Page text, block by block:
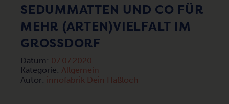
SEDUMMATTEN UND CO FÜR
MEHR (ARTEN)VIELFALT IM
GROSSDORF
Datum: 07.07.2020
Kategorie: Allgemein
Autor: innofabrik Dein Haßloch